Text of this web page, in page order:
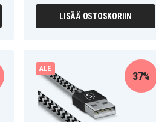
LISÄÄ OSTOSKORIIN
ALE
37%